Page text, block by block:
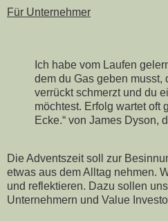
Für Unternehmer
Ich habe vom Laufen
dem du Gas geben musst,
verrückt schmerzt und du
möchtest. Erfolg wartet oft
Ecke.“ von James Dyson,
Die Adventszeit soll zur
etwas aus dem Alltag nehmen.
und reflektieren. Dazu sollen
Unternehmern und Value